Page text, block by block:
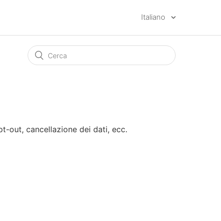
Italiano
out, cancellazione dei dati, ecc.